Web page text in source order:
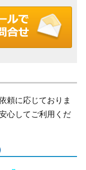
頼に応じておりま
心してご利用くだ